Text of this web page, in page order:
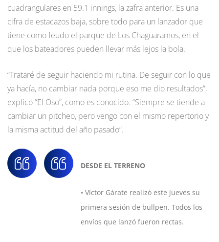
cuadrangulares en 59.1 innings, la zafra anterior. Es una
cifra de estacazos baja, sobre todo para un lanzador que
tiene como feudo el parque de Los Chaguaramos, en el
que los bateadores pueden llevar más lejos la bola.
“Trataré de seguir haciendo mi rutina. De seguir con lo que
ya hacía, no cambiar nada porque eso me dio resultados”,
explicó “El Oso”, como es conocido. “Siempre se tiende a
cambiar un pitcheo, pero vengo con el mismo repertorio y
la misma actitud del año pasado”.
DESDE EL TERRENO
• Víctor Gárate realizó este jueves su
primera sesión de bullpen. Todos los
envíos que lanzó fueron rectas.